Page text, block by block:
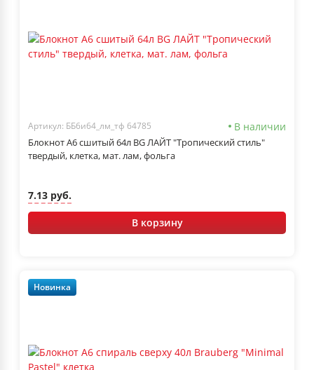
Артикул: ББ6и64_лм_тф 64785 В наличии
Блокнот А6 сшитый 64л BG ЛАЙТ "Тропический стиль"
твердый, клетка, мат. лам, фольга
7.13 руб.
В корзину
Новинка